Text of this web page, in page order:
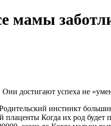
мамы
достигают успеха не
инстинкт
плаценты Когда их род будет